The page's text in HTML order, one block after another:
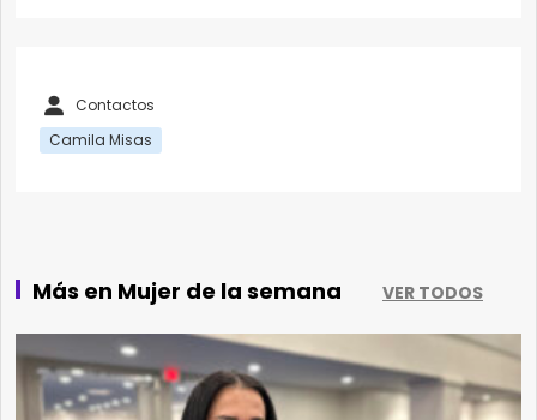
Contactos
Camila Misas
Más en Mujer de la semana VER TODOS